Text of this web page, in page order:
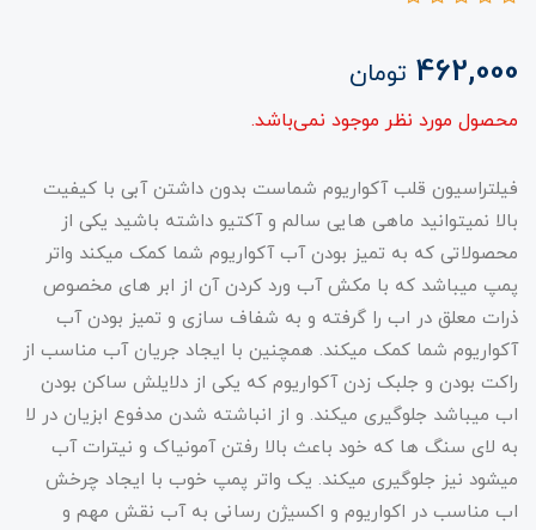
462,000 تومان
محصول مورد نظر موجود نمی‌باشد.
فیلتراسیون قلب آکواریوم شماست بدون داشتن آبی با کیفیت
بالا نمیتوانید ماهی هایی سالم و آکتیو داشته باشید یکی از
محصولاتی که به تمیز بودن آب آکواریوم شما کمک میکند واتر
پمپ میباشد که با مکش آب ورد کردن آن از ابر های مخصوص
ذرات معلق در اب را گرفته و به شفاف سازی و تمیز بودن آب
آکواریوم شما کمک میکند. همچنین با ایجاد جریان آب مناسب از
راکت بودن و جلبک زدن آکواریوم که یکی از دلایلش ساکن بودن
اب میباشد جلوگیری میکند. و از انباشته شدن مدفوع ابزیان در لا
به لای سنگ ها که خود باعث بالا رفتن آمونیاک و نیترات آب
میشود نیز جلوگیری میکند. یک واتر پمپ خوب با ایجاد چرخش
اب مناسب در اکواریوم و اکسیژن رسانی به آب نقش مهم و